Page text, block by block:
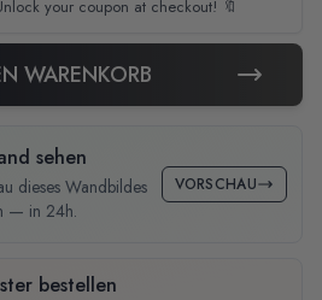
your coupon at checkout! 🔖
WARENKORB
sehen
dieses Wandbildes
— in 24h.
VORSCHAU
bestellen